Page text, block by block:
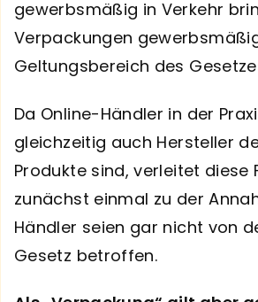
gewerbsmäßig in Verkehr
Verpackungen
Geltungsbereich des
Da Online-Händler in der
gleichzeitig auch Hersteller
Produkte sind, verleitet diese
zunächst einmal zu der
Händler seien gar nicht von
Gesetz betroffen.